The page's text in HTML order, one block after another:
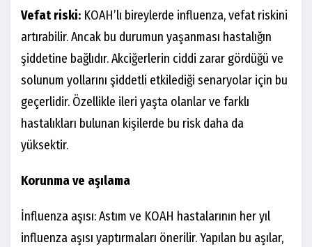
Vefat riski: KOAH’lı bireylerde influenza, vefat riskini
artırabilir. Ancak bu durumun yaşanması hastalığın
şiddetine bağlıdır. Akciğerlerin ciddi zarar gördüğü ve
solunum yollarını şiddetli etkilediği senaryolar için bu
geçerlidir. Özellikle ileri yaşta olanlar ve farklı
hastalıkları bulunan kişilerde bu risk daha da
yüksektir.
Korunma ve aşılama
İnfluenza aşısı: Astım ve KOAH hastalarının her yıl
influenza aşısı yaptırmaları önerilir. Yapılan bu aşılar,